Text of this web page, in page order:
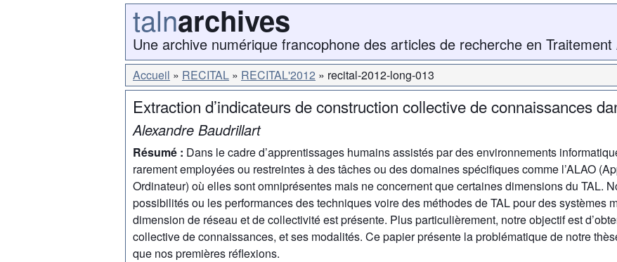
talnarchives
Une archive numérique francophone des articles de recherche en
Accueil RECITAL RECITAL'2012 recital-2012-long-013
Extraction d’indicateurs de construction collective de connaissances
Alexandre Baudrillart
Résumé : Dans le cadre d’apprentissages humains assistés par des environnements
rarement employées ou restreintes à des tâches ou des domaines spécifiques comme l’ALAO
Ordinateur) où elles sont omniprésentes mais ne concernent que certaines dimensions du TAL.
possibilités ou les performances des techniques voire des méthodes de TAL pour des systèmes
dimension de réseau et de collectivité est présente. Plus particulièrement, notre objectif est
collective de connaissances, et ses modalités. Ce papier présente la problématique de notre
que nos premières réflexions.